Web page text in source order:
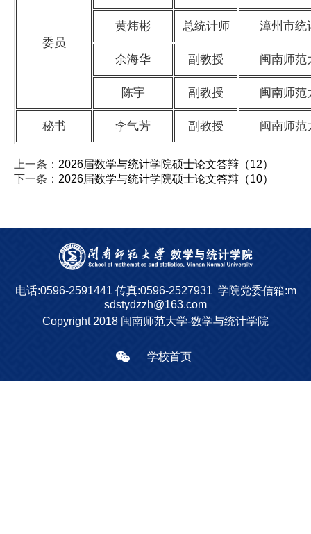
委员
黄炜彬 总统计师 漳州市统
余海华 副教授 闽南师范
陈宇 副教授 闽南师范
秘书 李气芳 副教授 闽南师范
上一条： 2026届数学与统计学院硕士论文答辩（12）
下一条： 2026届数学与统计学院硕士论文答辩（10）
电话:0596-2591441 传真:0596-2527931 学院党委信箱:m
sdstydzzh@163.com
Copyright 2018 闽南师范大学-数学与统计学院
学校首页